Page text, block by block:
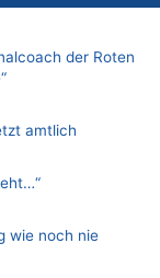
der Roten
amtlich
wie noch nie